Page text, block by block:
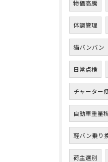
物価高騰
体調管理
猫バンバン
日常点検
チャーター
自動車重量
軽バン乗り
荷主選別